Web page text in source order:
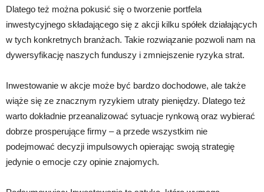
Dlatego też można pokusić się o tworzenie portfela
inwestycyjnego składającego się z akcji kilku spółek działających
w tych konkretnych branżach. Takie rozwiązanie pozwoli nam na
dywersyfikację naszych funduszy i zmniejszenie ryzyka strat.
Inwestowanie w akcje może być bardzo dochodowe, ale także
wiąże się ze znacznym ryzykiem utraty pieniędzy. Dlatego też
warto dokładnie przeanalizować sytuacje rynkową oraz wybierać
dobrze prosperujące firmy – a przede wszystkim nie
podejmować decyzji impulsowych opierając swoją strategię
jedynie o emocje czy opinie znajomych.